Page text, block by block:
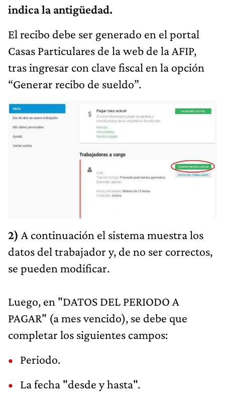
indica la antigüedad.
El recibo debe ser generado en el portal
Casas Particulares de la web de la AFIP,
tras ingresar con clave fiscal en la opción
“Generar recibo de sueldo”.
2) A continuación el sistema muestra los
datos del trabajador y, de no ser correctos,
se pueden modificar.
Luego, en "DATOS DEL PERIODO A
PAGAR" (a mes vencido), se debe que
completar los siguientes campos:
Periodo.
La fecha "desde y hasta".